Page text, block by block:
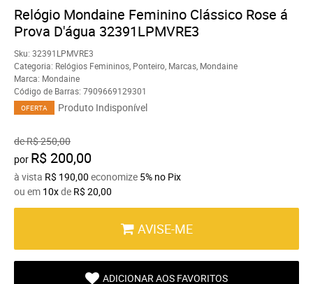
Relógio Mondaine Feminino Clássico Rose á
Prova D'água 32391LPMVRE3
Sku: 32391LPMVRE3
Categoria: Relógios Femininos Ponteiro Marcas Mondaine
Marca: Mondaine
Código de Barras: 7909669129301
OFERTA Produto Indisponível
deR$ 250,00
por R$ 200,00
à vista R$ 190,00 economize 5% no Pix
ou em 10xde R$ 20,00
AVISE-ME
ADICIONAR AOS FAVORITOS